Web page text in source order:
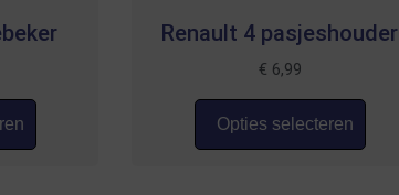
Renault 4 pasjeshouder
€ 6,99
Opties selecteren